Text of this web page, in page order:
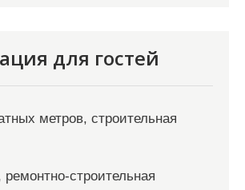
для гостей
метров, строительная
строительная